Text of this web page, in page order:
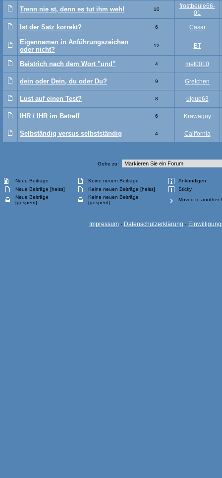
Trenn nie st, denn es tut ihm weh! 10
frostbeule66-
01
Ist der Satz korrekt? 6 Cäsar
Eigennamen in Anführungszeichen
oder nicht?
12 BT
Beistrich nach dem Wort "und" 4 mel0010
dein oder Dein, du oder Du? 9 Gretchen
Lust auf einen Test? 8 ulgue63
IHR / IHR im Betreff 6 Krawaguy
Selbständig versus selbstständig 4 California
Gehe zu:
Neue Beiträge Keine neuen Beiträge
Ankündigen
Neue Beiträge [heiss]
Keine neuen Beiträge [heiss]
Sticky
Neue Beiträge
[gesperrt]
Keine neuen Beiträge
[gesperrt]
Moved to another
Impressum· Datenschutzerklärung ·